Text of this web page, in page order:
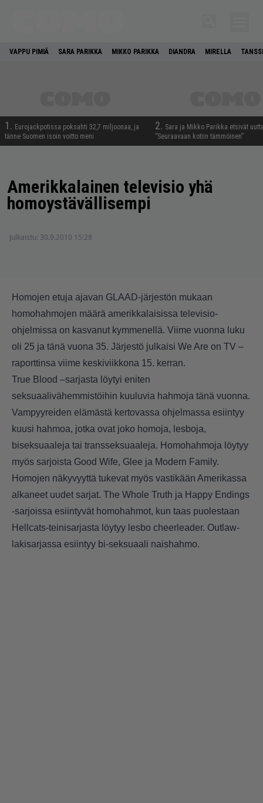
VAPPU PIMIÄ SARA PARIKKA MIKKO PARIKKA DIANDRA MIRELLA
1. Eurojackpotissa poksahti 32,7 miljoonaa, ja
tänne Suomen isoin voitto meni
2. Sara ja Mikko Parikka etsivät
”Seuraavaan kotiin tämmöinen”
Amerikkalainen televisio yhä
homoystävällisempi
Julkaistu: 30.9.2010 15:28
Homojen etuja ajavan GLAAD-järjestön mukaan
homohahmojen määrä amerikkalaisissa televisio-
ohjelmissa on kasvanut kymmenellä. Viime vuonna luku
oli 25 ja tänä vuona 35. Järjestö julkaisi We Are on TV –
raporttinsa viime keskiviikkona 15. kerran.
True Blood –sarjasta löytyi eniten
seksuaalivähemmistöihin kuuluvia hahmoja tänä vuonna.
Vampyyreiden elämästä kertovassa ohjelmassa esiintyy
kuusi hahmoa, jotka ovat joko homoja, lesboja,
biseksuaaleja tai transseksuaaleja. Homohahmoja löytyy
myös sarjoista Good Wife, Glee ja Modern Family.
Homojen näkyvyyttä tukevat myös vastikään Amerikassa
alkaneet uudet sarjat. The Whole Truth ja Happy Endings
-sarjoissa esiintyvät homohahmot, kun taas puolestaan
Hellcats-teinisarjasta löytyy lesbo cheerleader. Outlaw-
lakisarjassa esiintyy bi-seksuaali naishahmo.